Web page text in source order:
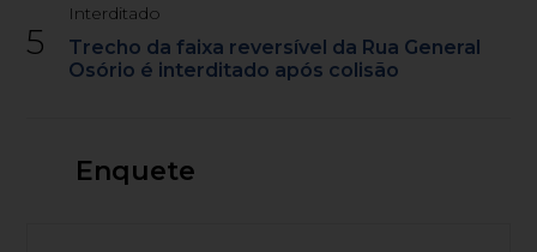
5
Interditado
Trecho da faixa reversível da Rua General
Osório é interditado após colisão
Enquete